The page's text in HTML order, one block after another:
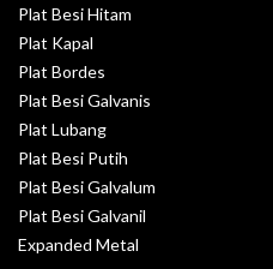
Plat Besi Hitam
Plat Kapal
Plat Bordes
Plat Besi Galvanis
Plat Lubang
Plat Besi Putih
Plat Besi Galvalum
Plat Besi Galvanil
Expanded Metal